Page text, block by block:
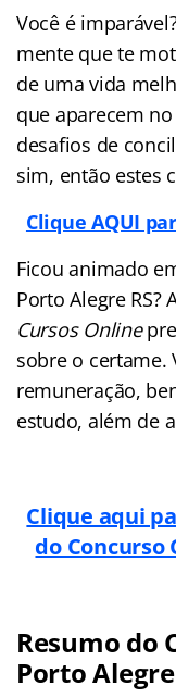
Você é
mente que te
de uma vida
que aparecem
desafios de
sim, então estes
Clique AQUI
Ficou animado
Porto Alegre RS?
Cursos Online
sobre o certame.
remuneração,
estudo, além de
Clique aqui
do Concurso
Resumo do
Porto Alegre